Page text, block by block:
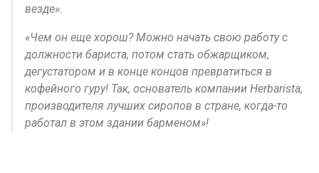
везде».
«Чем он еще хорош? Можно начать свою работу с
должности бариста, потом стать обжарщиком,
дегустатором и в конце концов превратиться в
кофейного гуру! Так, основатель компании Herbarista,
производителя лучших сиропов в стране, когда-то
работал в этом здании барменом»!